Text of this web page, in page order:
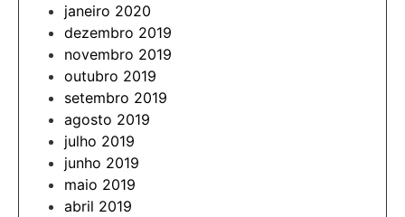
janeiro 2020
dezembro 2019
novembro 2019
outubro 2019
setembro 2019
agosto 2019
julho 2019
junho 2019
maio 2019
abril 2019